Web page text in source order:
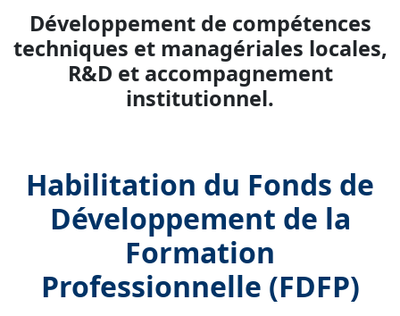
Développement de compétences
techniques et managériales locales,
R&D et accompagnement
institutionnel.
Habilitation du Fonds de
Développement de la
Formation
Professionnelle (FDFP)